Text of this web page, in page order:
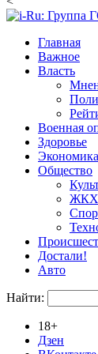
Главная
Важное
Власть
Военная
Здоровье
Экономика
Общество
ЖКХ
Достали!
Авто
Найти:
18+
Дзен